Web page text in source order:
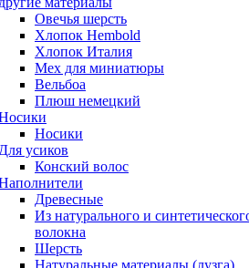
Овечья шерсть
Хлопок Hembold
Хлопок Италия
Мех для миниатюры
Вельбоа
Плюш немецкий
Носики
Для усиков
Конский волос
Древесные
Из натурального и
волокна
Шерсть
Натуральные материалы (лузга)